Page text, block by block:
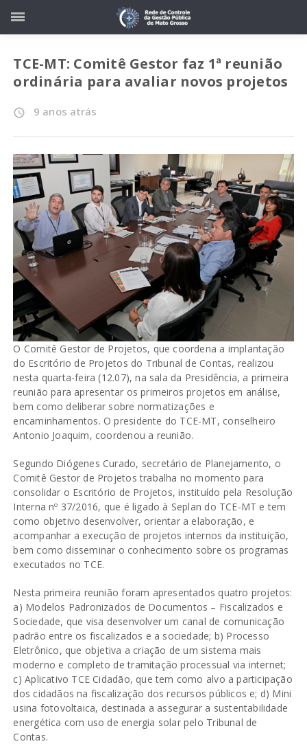
TCE-MT: Comitê Gestor faz 1ª reunião
ordinária para avaliar novos projetos
access_time 9 anos atrás
O Comitê Gestor de Projetos, que coordena a implantação
do Escritório de Projetos do Tribunal de Contas, realizou
nesta quarta-feira (12.07), na sala da Presidência, a primeira
reunião para apresentar os primeiros projetos em análise,
bem como deliberar sobre normatizações e
encaminhamentos. O presidente do TCE-MT, conselheiro
Antonio Joaquim, coordenou a reunião.
Segundo Diógenes Curado, secretário de Planejamento, o
Comitê Gestor de Projetos trabalha no momento para
consolidar o Escritório de Projetos, instituído pela Resolução
Interna nº 37/2016, que é ligado à Seplan do TCE-MT e tem
como objetivo desenvolver, orientar a elaboração, e
acompanhar a execução de projetos internos da instituição,
bem como disseminar o conhecimento sobre os programas
executados no TCE.
Nesta primeira reunião foram apresentados quatro projetos:
a) Modelos Padronizados de Documentos – Fiscalizados e
Sociedade, que visa desenvolver um canal de comunicação
padrão entre os fiscalizados e a sociedade; b) Processo
Eletrônico, que objetiva a criação de um sistema mais
moderno e completo de tramitação processual via internet;
c) Aplicativo TCE Cidadão, que tem como alvo a participação
dos cidadãos na fiscalização dos recursos públicos e; d) Mini
usina fotovoltaica, destinada a assegurar a sustentabilidade
energética com uso de energia solar pelo Tribunal de
Contas.